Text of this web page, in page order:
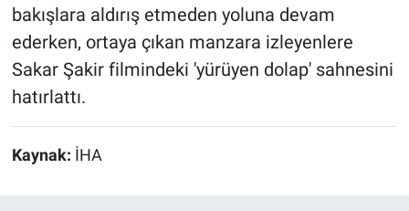
bakışlara aldırış etmeden yoluna devam
ederken, ortaya çıkan manzara izleyenlere
Sakar Şakir filmindeki 'yürüyen dolap' sahnesini
hatırlattı.
Kaynak: İHA